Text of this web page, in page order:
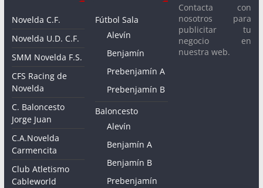
Novelda C.F.
Novelda U.D. C.F.
SMM Novelda F.S.
CFS Racing de
Novelda
C. Baloncesto
Jorge Juan
C.A.Novelda
Carmencita
Club Atletismo
Cableworld
Fútbol Sala
Alevín
Benjamín
Prebenjamín A
Prebenjamín B
Baloncesto
Alevín
Benjamín A
Benjamín B
Prebenjamín
Contacta con
nosotros para
publicitar tu
negocio en
nuestra web.